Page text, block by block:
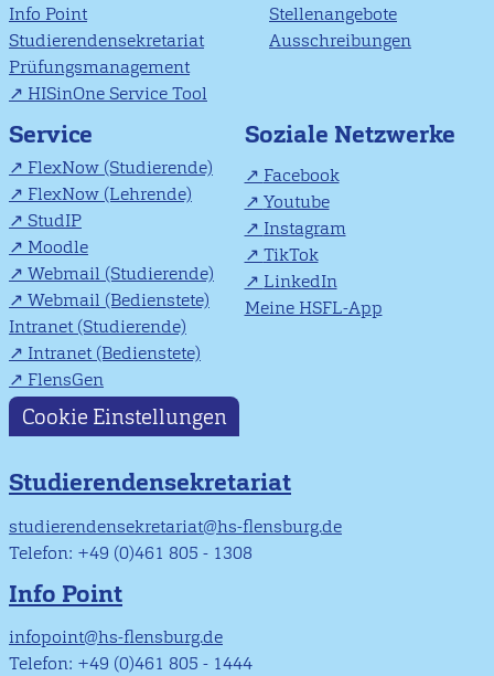
Info Point
Studierendensekretariat
Prüfungsmanagement
HISinOne Service Tool
Stellenangebote
Ausschreibungen
Service
FlexNow (Studierende)
FlexNow (Lehrende)
StudIP
Moodle
Webmail (Studierende)
Webmail (Bedienstete)
Intranet (Studierende)
Intranet (Bedienstete)
FlensGen
Soziale Netzwerke
Facebook
Youtube
Instagram
TikTok
LinkedIn
Meine HSFL-App
Cookie Einstellungen
Studierendensekretariat
studierendensekretariat@hs-flensburg.de
Telefon: +49 (0)461 805 - 1308
Info Point
infopoint@hs-flensburg.de
Telefon: +49 (0)461 805 - 1444